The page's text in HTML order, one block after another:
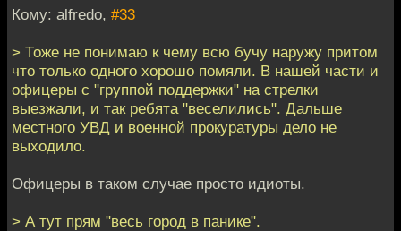
Кому: alfredo, #33
> Тоже не понимаю к чему всю бучу наружу притом
что только одного хорошо помяли. В нашей части и
офицеры с "группой поддержки" на стрелки
выезжали, и так ребята "веселились". Дальше
местного УВД и военной прокуратуры дело не
выходило.
Офицеры в таком случае просто идиоты.
> А тут прям "весь город в панике".